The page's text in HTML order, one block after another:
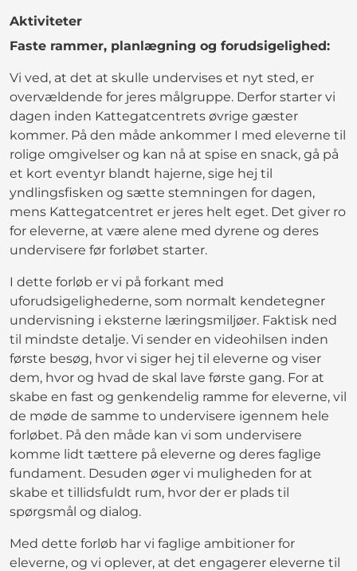
Aktiviteter
Faste rammer, planlægning og forudsigelighed:
Vi ved, at det at skulle undervises et nyt sted, er
overvældende for jeres målgruppe. Derfor starter vi
dagen inden Kattegatcentrets øvrige gæster
kommer. På den måde ankommer I med eleverne til
rolige omgivelser og kan nå at spise en snack, gå på
et kort eventyr blandt hajerne, sige hej til
yndlingsfisken og sætte stemningen for dagen,
mens Kattegatcentret er jeres helt eget. Det giver ro
for eleverne, at være alene med dyrene og deres
undervisere før forløbet starter.
I dette forløb er vi på forkant med
uforudsigelighederne, som normalt kendetegner
undervisning i eksterne læringsmiljøer. Faktisk ned
til mindste detalje. Vi sender en videohilsen inden
første besøg, hvor vi siger hej til eleverne og viser
dem, hvor og hvad de skal lave første gang. For at
skabe en fast og genkendelig ramme for eleverne, vil
de møde de samme to undervisere igennem hele
forløbet. På den måde kan vi som undervisere
komme lidt tættere på eleverne og deres faglige
fundament. Desuden øger vi muligheden for at
skabe et tillidsfuldt rum, hvor der er plads til
spørgsmål og dialog.
Med dette forløb har vi faglige ambitioner for
eleverne, og vi oplever, at det engagerer eleverne til